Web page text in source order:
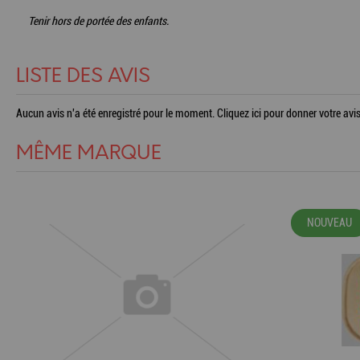
Tenir hors de portée des enfants.
LISTE DES AVIS
Aucun avis n'a été enregistré pour le moment. Cliquez ici pour donner votre
MÊME MARQUE
NOUVEAU